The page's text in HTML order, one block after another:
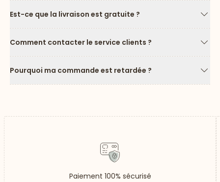
Est-ce que la livraison est gratuite ?
Comment contacter le service clients ?
Pourquoi ma commande est retardée ?
Paiement 100% sécurisé